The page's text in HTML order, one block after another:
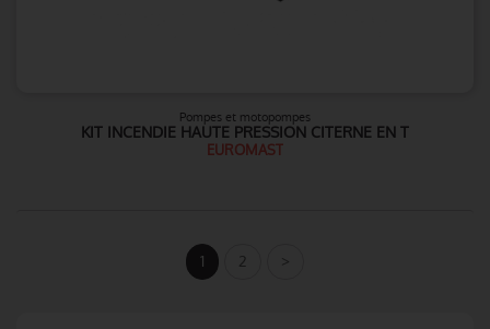
Pompes et motopompes
KIT INCENDIE HAUTE PRESSION CITERNE EN T
EUROMAST
1 2 >